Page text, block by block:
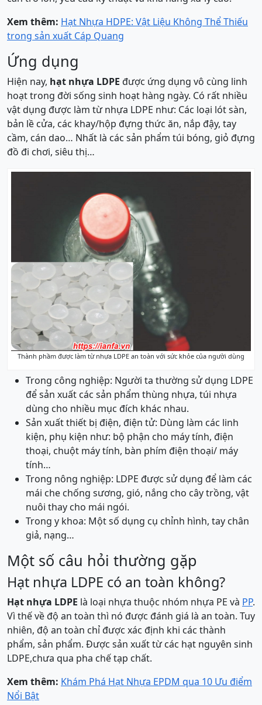
Xem thêm: Hạt Nhựa HDPE: Vật Liệu Không Thể Thiếu
trong sản xuất Cáp Quang
Ứng dụng
Hiện nay, hạt nhựa LDPE được ứng dụng vô cùng linh
hoạt trong đời sống sinh hoạt hàng ngày. Có rất nhiều
vật dụng được làm từ nhựa LDPE như: Các loại lót sàn,
bản lề cửa, các khay/hộp đựng thức ăn, nắp đậy, tay
cầm, cán dao… Nhất là các sản phẩm túi bóng, giỏ đựng
đồ đi chơi, siêu thị…
Thành phầm được làm từ nhựa LDPE an toàn với sức khỏe của người dùng
Trong công nghiệp: Người ta thường sử dụng LDPE
để sản xuất các sản phẩm thùng nhựa, túi nhựa
dùng cho nhiều mục đích khác nhau.
Sản xuất thiết bị điện, điện tử: Dùng làm các linh
kiện, phụ kiện như: bộ phận cho máy tính, điện
thoại, chuột máy tính, bàn phím điện thoại/ máy
tính…
Trong nông nghiệp: LDPE được sử dụng để làm các
mái che chống sương, gió, nắng cho cây trồng, vật
nuôi thay cho mái ngói.
Trong y khoa: Một số dụng cụ chỉnh hình, tay chân
giả, nạng…
Một số câu hỏi thường gặp
Hạt nhựa LDPE có an toàn không?
Hạt nhựa LDPE là loại nhựa thuộc nhóm nhựa PE và PP.
Vì thế về độ an toàn thì nó được đánh giá là an toàn. Tuy
nhiên, độ an toàn chỉ được xác định khi các thành
phẩm, sản phẩm. Được sản xuất từ các hạt nguyên sinh
LDPE,chưa qua pha chế tạp chất.
Xem thêm: Khám Phá Hạt Nhựa EPDM qua 10 Ưu điểm
Nổi Bật